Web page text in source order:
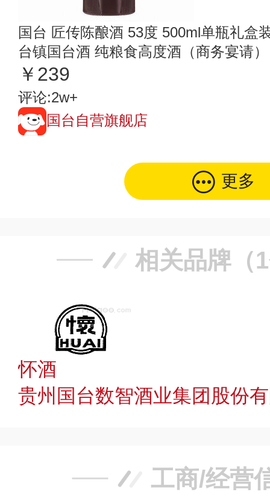
国台 匠传陈酿酒 53度 500ml单瓶礼盒
台镇国台酒 纯粮食高度酒（商务宴请）
￥239
评论:2w+
国台自营旗舰店
更多
相关品牌（
怀酒
贵州国台数智酒业集团股份
工商/经营